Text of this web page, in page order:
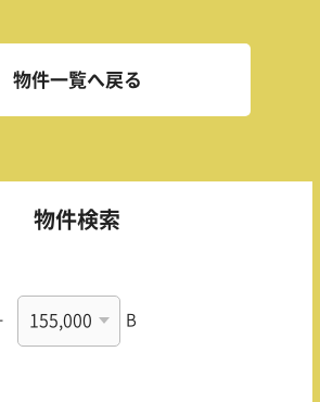
物件一覧へ戻る
物件検索
B